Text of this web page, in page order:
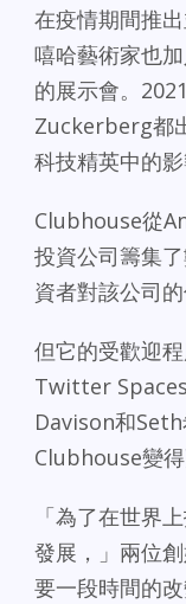
在疫情期間推
嘻哈藝術家也
的展示會。
Zuckerberg都
科技精英中的影
Clubhouse從
投資公司籌集
資者對該公司的
但它的受歡迎
Twitter Spaces
Davison和
Clubhouse變得
「為了在世界
發展，」兩位
要一段時間的